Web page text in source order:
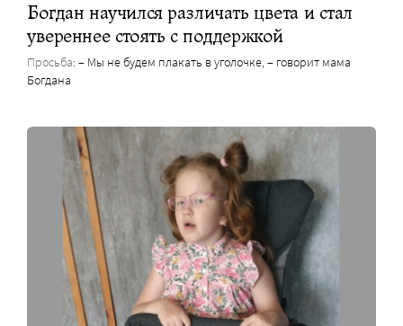
Богдан научился различать цвета и стал
увереннее стоять с поддержкой
Просьба: – Мы не будем плакать в уголочке, – говорит мама
Богдана